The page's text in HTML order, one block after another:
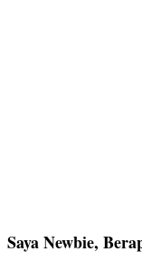
Saya Newbie,